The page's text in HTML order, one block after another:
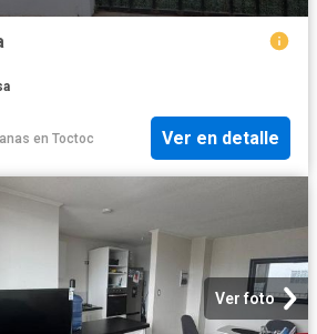
en Toctoc Ver en detalle
Ver foto